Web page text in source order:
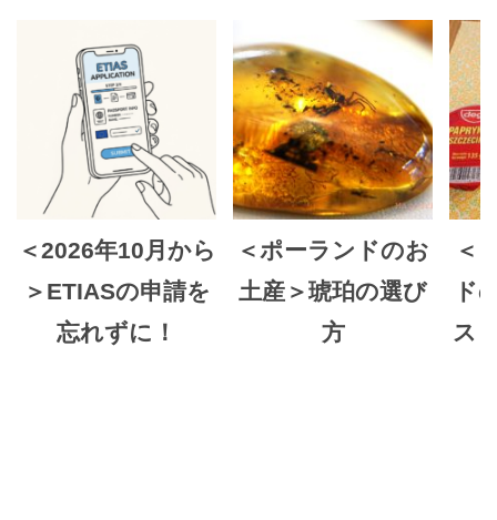
＜2026年10月から
＞ETIASの申請を
忘れずに！
＜ポーランドのお
土産＞琥珀の選び
方
＜
ド
ス